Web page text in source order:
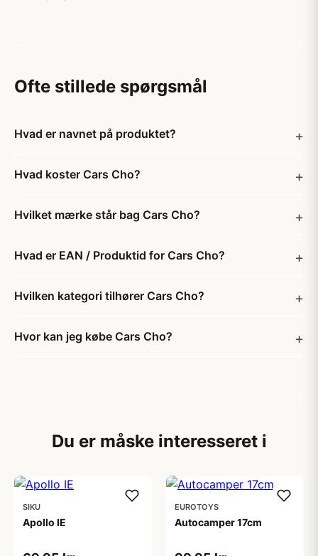
Ofte stillede spørgsmål
Hvad er navnet på produktet?
Hvad koster Cars Cho?
Hvilket mærke står bag Cars Cho?
Hvad er EAN / Produktid for Cars Cho?
Hvilken kategori tilhører Cars Cho?
Hvor kan jeg købe Cars Cho?
Du er måske interesseret i
SIKU
Apollo IE
EUROTOYS
Autocamper 17cm